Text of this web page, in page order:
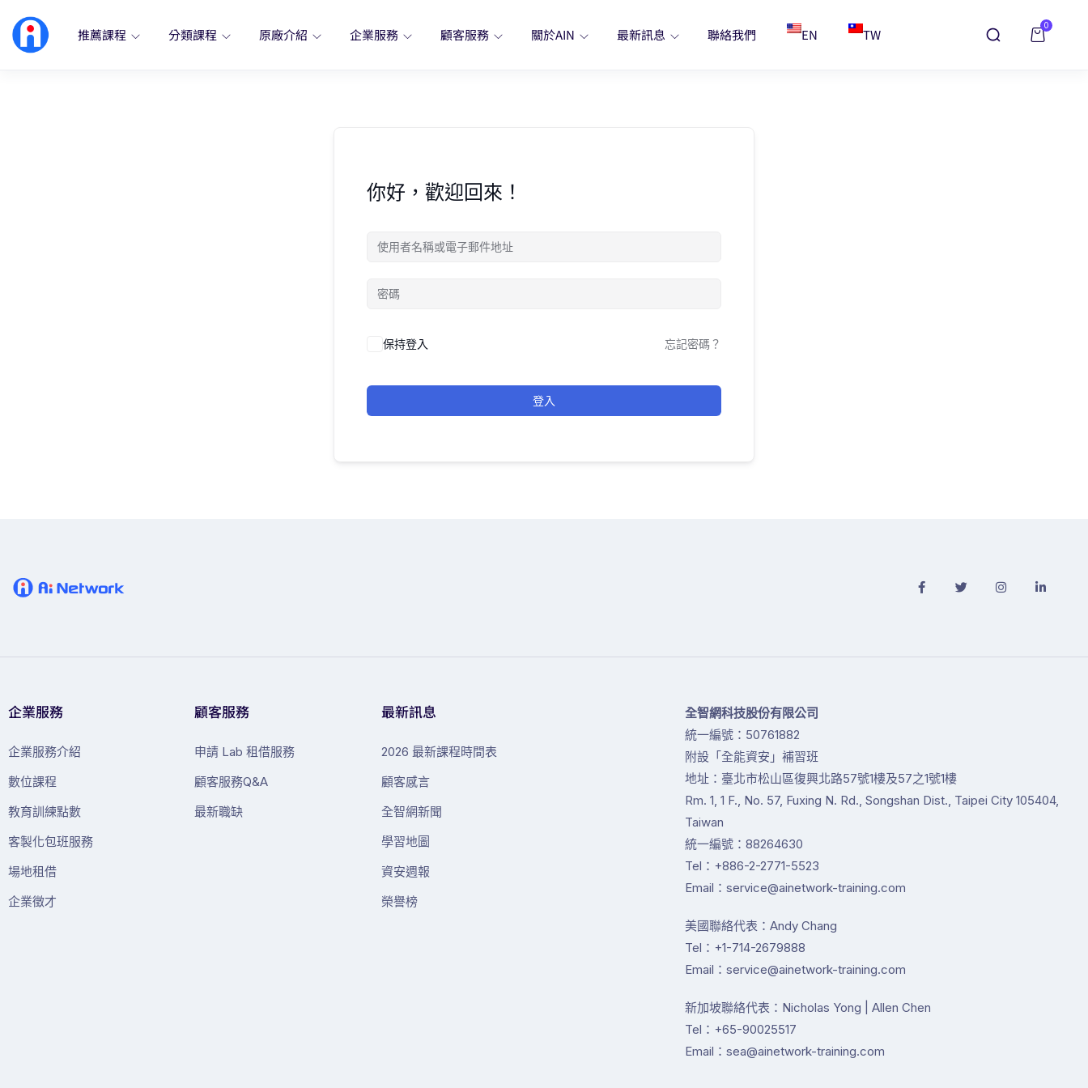
推薦課程 分類課程 原廠介紹 企業服務 顧客服務 關於AIN 最新訊息 聯絡我們 EN TW
0
你好，歡迎回來！
保持登入 忘記密碼？
登入
企業服務
企業服務介紹
數位課程
教育訓練點數
客製化包班服務
場地租借
企業徵才
顧客服務
申請 Lab 租借服務
顧客服務Q&A
最新職缺
最新訊息
2026 最新課程時間表
顧客感言
全智網新聞
學習地圖
資安週報
榮譽榜
全智網科技股份有限公司
統一編號：50761882
附設「全能資安」補習班
地址：臺北市松山區復興北路57號1樓及57之1號1樓
Rm. 1, 1 F., No. 57, Fuxing N. Rd., Songshan Dist., Taipei City 105404,
Taiwan
統一編號：88264630
Tel：+886-2-2771-5523
Email：service@ainetwork-training.com
美國聯絡代表：Andy Chang
Tel：+1-714-2679888
Email：service@ainetwork-training.com
新加坡聯絡代表：Nicholas Yong | Allen Chen
Tel：+65-90025517
Email：sea@ainetwork-training.com